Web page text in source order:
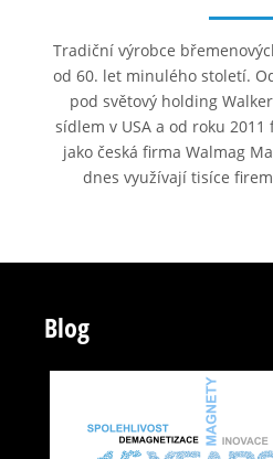
Tradiční výrobce
od 60. let minulého století.
pod světový holding
sídlem v USA a od roku
jako česká firma Walmag
dnes využívají tisíce
Blog